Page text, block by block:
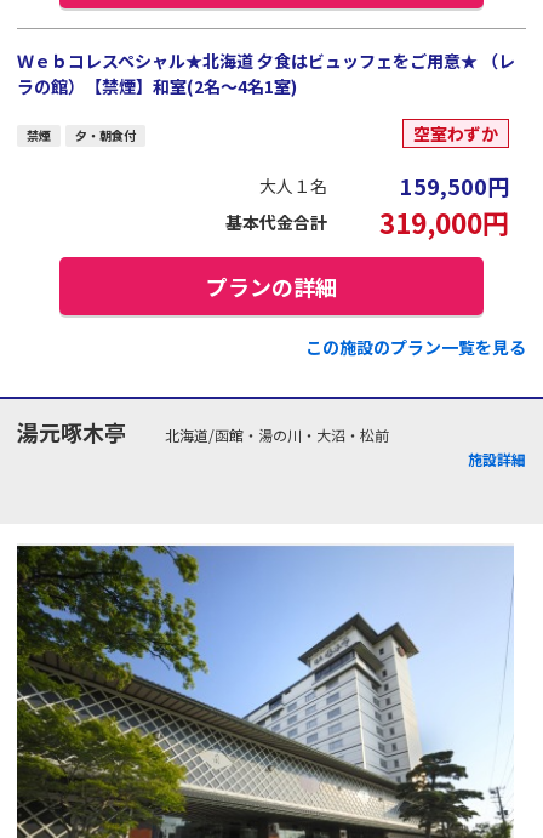
Ｗｅｂコレスペシャル★北海道 夕食はビュッフェをご用意★ （レ
ラの館）【禁煙】和室(2名～4名1室)
禁煙 夕・朝食付 空室わずか
大人１名 159,500円
基本代金合計 319,000円
プランの詳細
この施設のプラン一覧を見る
湯元啄木亭
北海道/函館・湯の川・大沼・松前
施設詳細